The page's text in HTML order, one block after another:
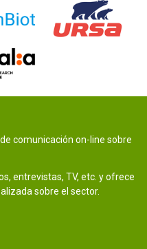
comunicación on-line sobre
entrevistas, TV, etc. y ofrece
sobre el sector.